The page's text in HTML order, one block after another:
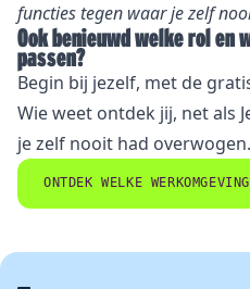
functies tegen waar je zelf
Ook benieuwd welke rol en
passen?
Begin bij jezelf, met de
Wie weet ontdek jij, net als
je zelf nooit had overwogen.
ONTDEK WELKE